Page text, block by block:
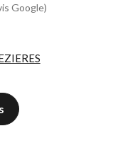
Google)